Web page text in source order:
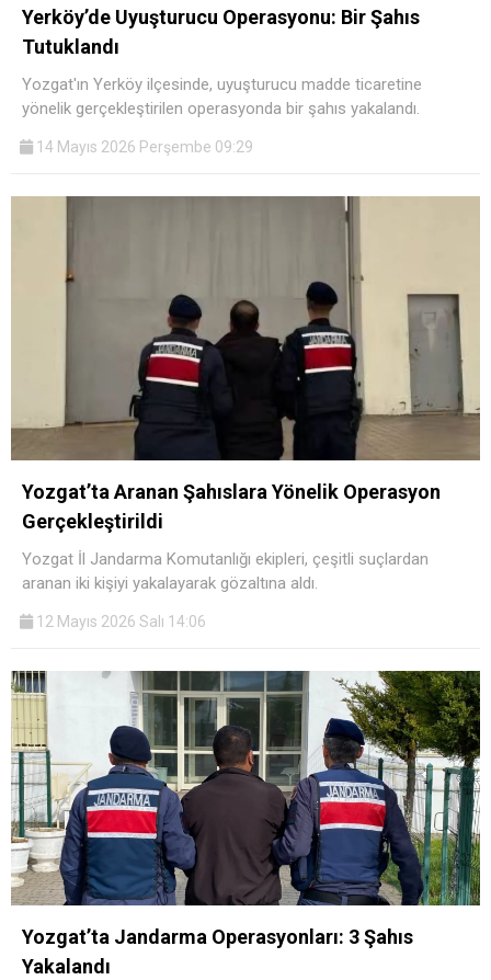
Yerköy’de Uyuşturucu Operasyonu: Bir Şahıs
Tutuklandı
Yozgat'ın Yerköy ilçesinde, uyuşturucu madde ticaretine
yönelik gerçekleştirilen operasyonda bir şahıs yakalandı.
14 Mayıs 2026 Perşembe 09:29
Yozgat’ta Aranan Şahıslara Yönelik Operasyon
Gerçekleştirildi
Yozgat İl Jandarma Komutanlığı ekipleri, çeşitli suçlardan
aranan iki kişiyi yakalayarak gözaltına aldı.
12 Mayıs 2026 Salı 14:06
Yozgat’ta Jandarma Operasyonları: 3 Şahıs
Yakalandı